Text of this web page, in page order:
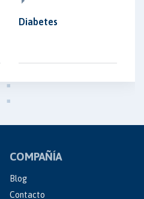
Diabetes
COMPAÑÍA
Blog
Contacto